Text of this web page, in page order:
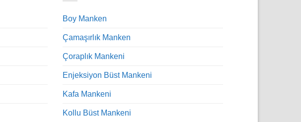
Boy Manken
Çamaşırlık Manken
Çoraplık Mankeni
Enjeksiyon Büst Mankeni
Kafa Mankeni
Kollu Büst Mankeni